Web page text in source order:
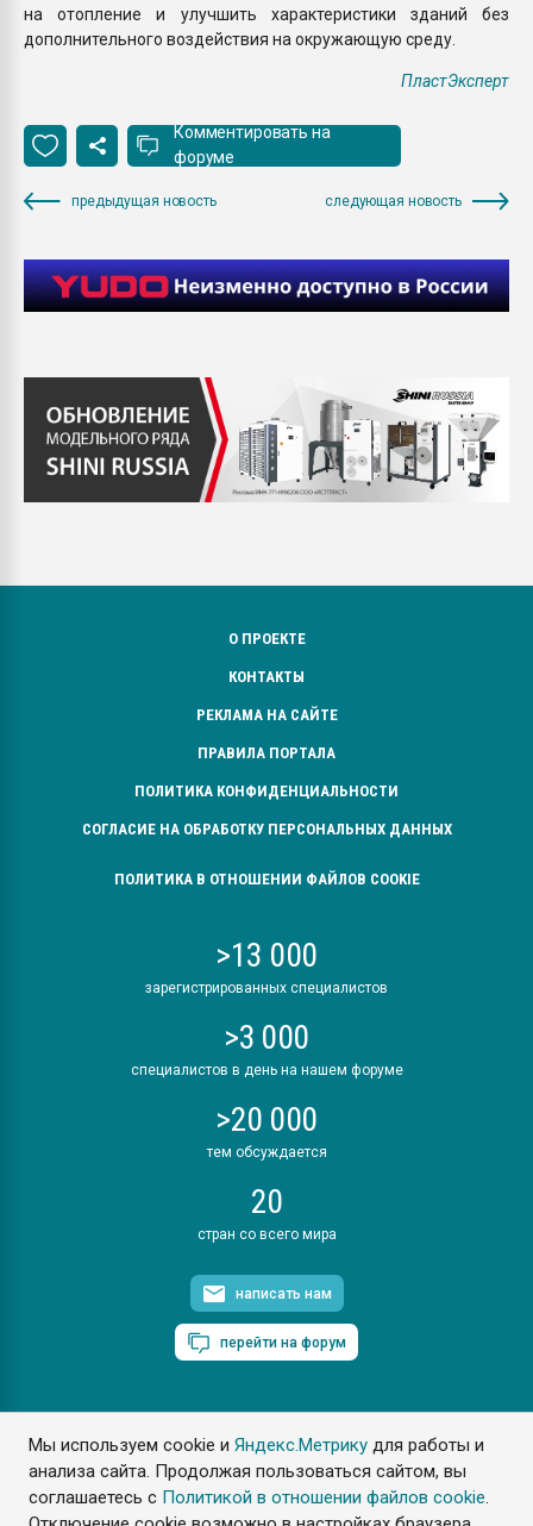
Мы используем cookie иЯндекс.Метрику для работы и
анализа сайта. Продолжая пользоваться сайтом, вы
соглашаетесь с Политикой в отношении файлов cookie.
на отопление и улучшить характеристики зданий без
дополнительного воздействия на окружающую среду.
ПластЭксперт
Комментировать на
форуме
предыдущая новость следующая новость
О ПРОЕКТЕ
КОНТАКТЫ
РЕКЛАМА НА САЙТЕ
ПРАВИЛА ПОРТАЛА
ПОЛИТИКА КОНФИДЕНЦИАЛЬНОСТИ
СОГЛАСИЕ НА ОБРАБОТКУ ПЕРСОНАЛЬНЫХ ДАННЫХ
ПОЛИТИКА В ОТНОШЕНИИ ФАЙЛОВ COOKIE
>13 000
зарегистрированных специалистов
>3 000
специалистов в день на нашем форуме
>20 000
тем обсуждается
20
стран со всего мира
написать нам
перейти на форум
ПластЭксперт © 2006. Все права защищены
Разрешается копирование материалов сайта с обязательной
ссылкой на www.e-plastic.ru
Разработка сайта